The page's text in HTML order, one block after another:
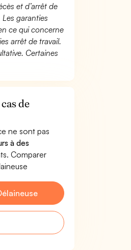
et d’arrêt de
garanties
ce qui concerne
arrêt de travail.
Certaines
de
ne sont pas
à des
Comparer